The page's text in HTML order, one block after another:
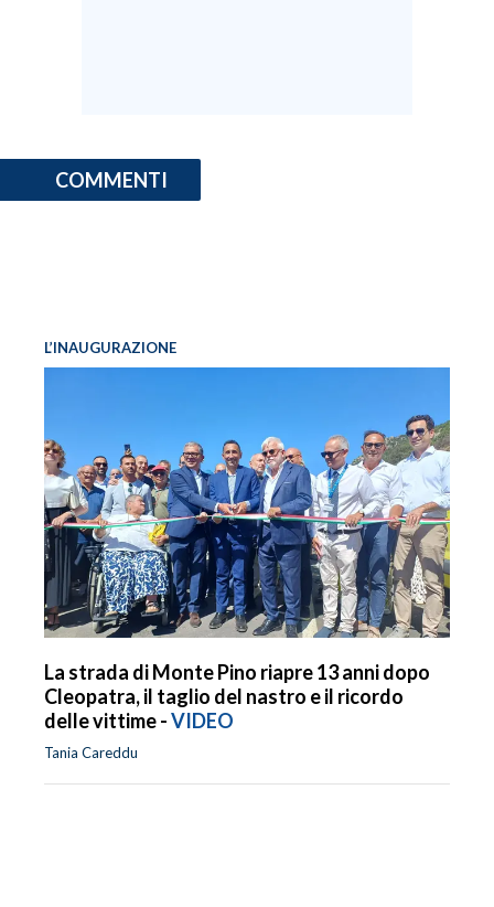
COMMENTI
L’INAUGURAZIONE
La strada di Monte Pino riapre 13 anni dopo
Cleopatra, il taglio del nastro e il ricordo
delle vittime -VIDEO
Tania Careddu